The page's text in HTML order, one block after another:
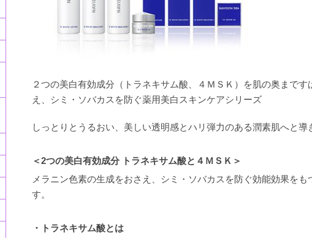
２つの美白有効成分（トラネキサム酸、４ＭＳＫ）を肌の奥まで
え、シミ・ソバカスを防ぐ薬用美白スキンケアシリーズ
しっとりとうるおい、美しい透明感とハリ弾力のある潤素肌へと導
＜2つの美白有効成分 トラネキサム酸と４ＭＳＫ＞
メラニン色素の生成をおさえ、シミ・ソバカスを防ぐ効能効果を
す。
・トラネキサム酸とは